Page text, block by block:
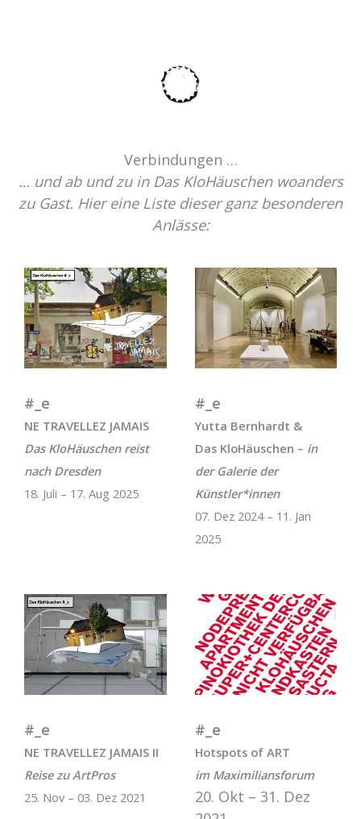
Verbindungen …
… und ab und zu in Das KloHäuschen woanders
zu Gast. Hier eine Liste dieser ganz besonderen
Anlässe:
#_e
NE TRAVELLEZ JAMAIS
Das KloHäuschen reist
nach Dresden
18. Juli – 17. Aug 2025
#_e
Yutta Bernhardt &
Das KloHäuschen – in
der Galerie der
Künstler*innen
07. Dez 2024 – 11. Jan
2025
#_e
NE TRAVELLEZ JAMAIS II
Reise zu ArtPros
25. Nov – 03. Dez 2021
#_e
Hotspots of ART
im Maximiliansforum
20. Okt – 31. Dez